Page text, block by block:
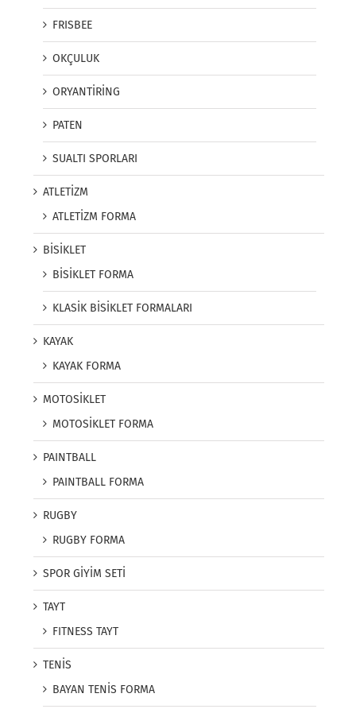
FRISBEE
OKÇULUK
ORYANTİRİNG
PATEN
SUALTI SPORLARI
ATLETİZM
ATLETİZM FORMA
BİSİKLET
BİSİKLET FORMA
KLASİK BİSİKLET FORMALARI
KAYAK
KAYAK FORMA
MOTOSİKLET
MOTOSİKLET FORMA
PAINTBALL
PAINTBALL FORMA
RUGBY
RUGBY FORMA
SPOR GİYİM SETİ
TAYT
FITNESS TAYT
TENİS
BAYAN TENİS FORMA